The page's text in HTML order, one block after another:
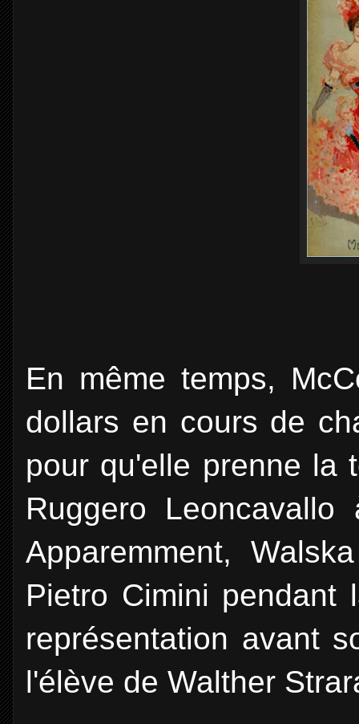
En même temps,
dollars en cours de
pour qu'elle prenne la
Ruggero
Apparemment,
Pietro Cimini pendant
représentation avant
l'élève de Walther